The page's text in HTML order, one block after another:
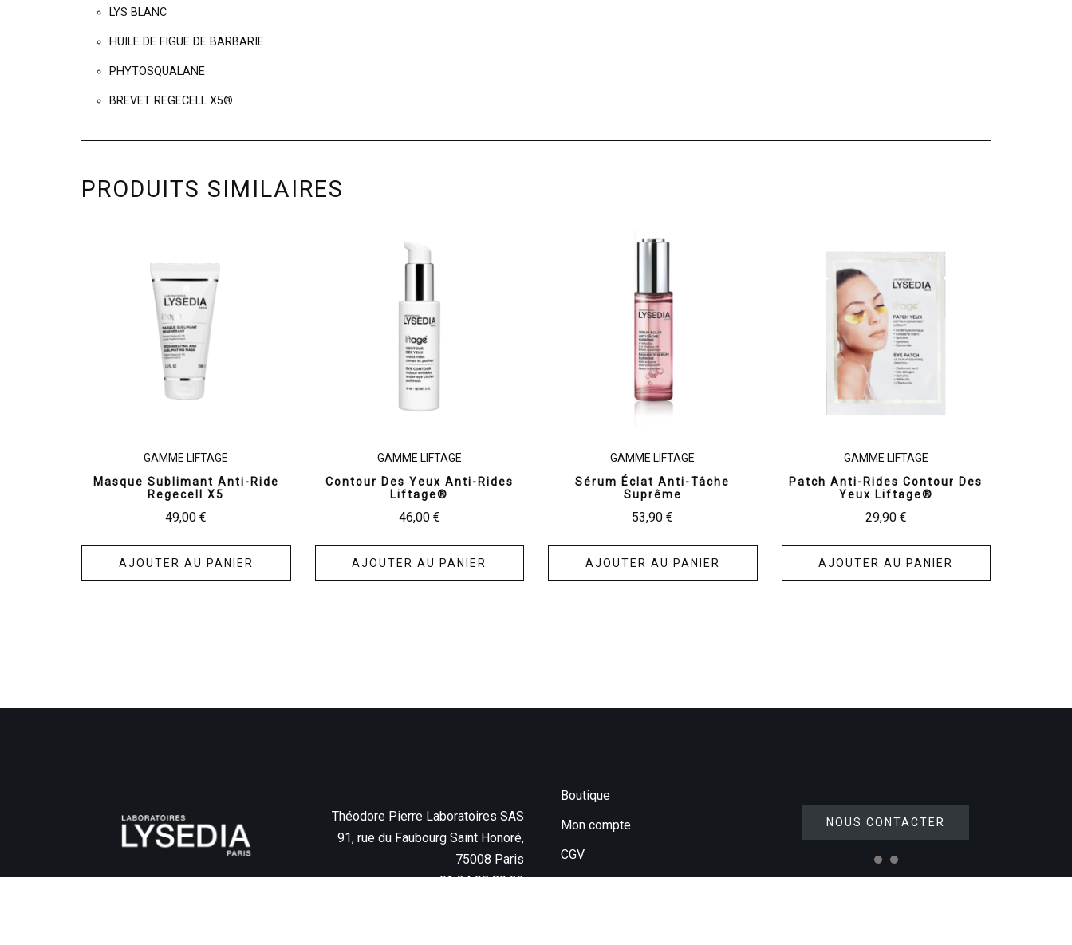
LYS BLANC
HUILE DE FIGUE DE BARBARIE
PHYTOSQUALANE
BREVET REGECELL X5®
PRODUITS SIMILAIRES
GAMME LIFTAGE
Masque Sublimant Anti-Ride
Regecell X5
49,00€
AJOUTER AU PANIER
GAMME LIFTAGE
Contour Des Yeux Anti-Rides
Liftage®
46,00 €
AJOUTER AU PANIER
GAMME LIFTAGE
Sérum Éclat Anti-Tâche
Suprême
53,90€
AJOUTER AU PANIER
GAMME LIFTAGE
Patch Anti-Rides Contour Des
Yeux Liftage®
29,90 €
AJOUTER AU PANIER
Théodore Pierre Laboratoires SAS
91, rue du Faubourg Saint Honoré,
75008 Paris
01 34 98 89 23
Boutique
Mon compte
CGV
NOUS CONTACTER